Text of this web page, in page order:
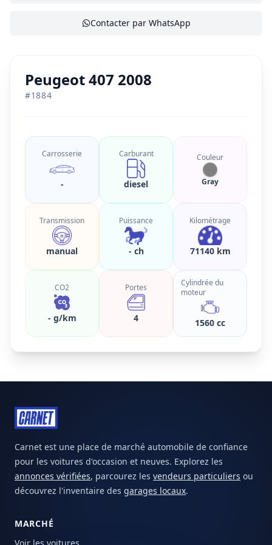
Contacter par WhatsApp
Peugeot 407 2008
#1884
Carrosserie
-
Carburant
diesel
Couleur
Gray
Transmission
manual
Puissance
- ch
Kilométrage
71140 km
CO2
- g/km
Portes
4
Cylindrée du
moteur
1560 cc
Carnet est une place de marché automobile de confiance
pour les voitures d'occasion et neuves. Explorez les
annonces vérifiées, parcourez les vendeurs particuliers ou
découvrez l'inventaire des garages locaux.
MARCHÉ